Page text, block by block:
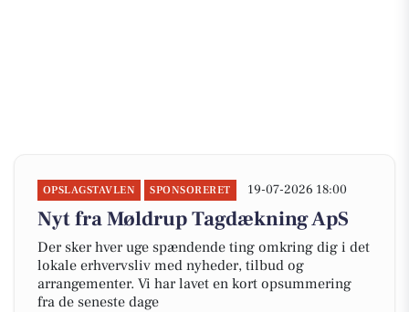
OPSLAGSTAVLEN SPONSORERET 19-07-2026 18:00
Nyt fra Møldrup Tagdækning ApS
Der sker hver uge spændende ting omkring dig i det
lokale erhvervsliv med nyheder, tilbud og
arrangementer. Vi har lavet en kort opsummering
fra de seneste dage